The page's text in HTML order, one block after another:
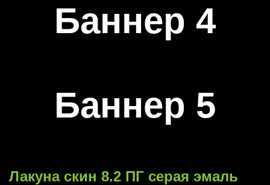
Баннер 4
Баннер 5
Лакуна скин 8.2 ПГ серая эмаль